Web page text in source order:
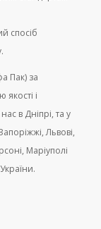
спосіб
Пак) за
і
в Дніпрі, та у
Львові,
Маріуполі